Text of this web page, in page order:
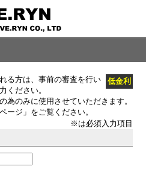
低金利
る方は、事前の審査を行い
ください。
為のみに使用させていただきます。
ージ」をご覧ください。
※ は必須入力項目